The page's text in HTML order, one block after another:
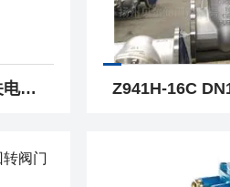
苏贝法兰铸钢智能型开关电动截止阀